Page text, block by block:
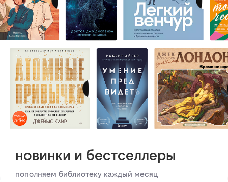
новинки и бестселлеры
пополняем библиотеку каждый месяц